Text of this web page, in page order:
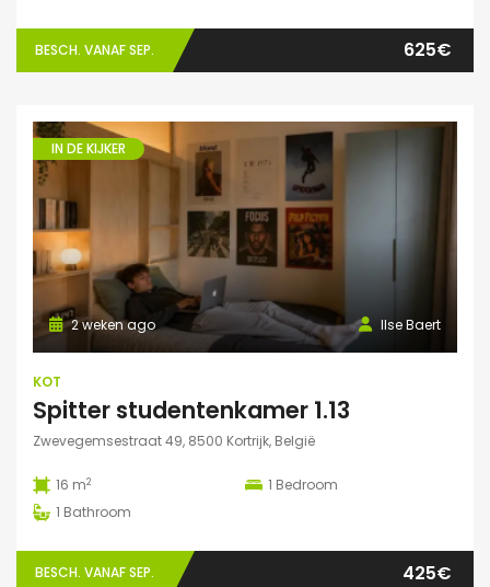
BESCH. VANAF SEP. 625€
IN DE KIJKER
Ilse Baert
2 weken ago
KOT
Spitter studentenkamer 1.13
Zwevegemsestraat 49, 8500 Kortrijk, België
16 m2 1 Bedroom
1 Bathroom
BESCH. VANAF SEP. 425€